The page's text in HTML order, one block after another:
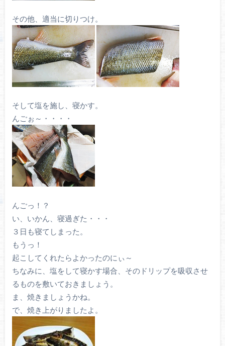
その他、適当に切りつけ。
そして塩を施し、寝かす。
んごぉ～・・・・
んごっ！？
い、いかん、寝過ぎた・・・
３日も寝てしまった。
もうっ！
起こしてくれたらよかったのにぃ～
ちなみに、塩をして寝かす場合、そのドリップを吸収させ
るものを敷いておきましょう。
ま、焼きましょうかね。
で、焼き上がりましたよ。